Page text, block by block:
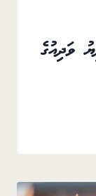
ވަދިއުގެ